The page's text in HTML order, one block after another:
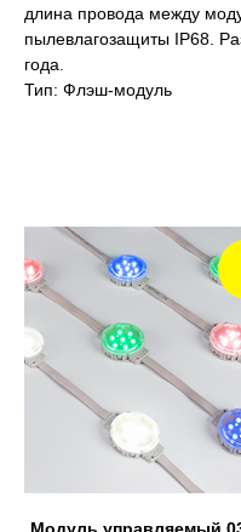
длина провода между
пылевлагозащиты IP68.
года.
Тип: Флэш-модуль